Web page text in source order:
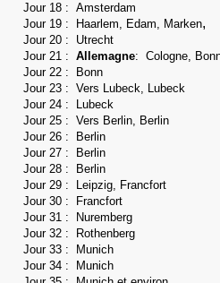
Jour 18 : Amsterdam
Jour 19 : Haarlem, Edam, Marken,
Jour 20 :
Utrecht
Jour 21 : Allemagne: Cologne,
Jour 22 : Bonn
Jour 23 : Vers Lubeck, Lubeck
Jour 24 : Lubeck
Jour 25 : Vers Berlin, Berlin
Jour 26 : Berlin
Jour 27 : Berlin
Jour 28 : Berlin
Jour 29 : Leipzig, Francfort
Jour 30 :
Francfort
Jour 31 :
Nuremberg
Jour 32 :
Rothenberg
Jour 33 : Munich
Jour 34 : Munich